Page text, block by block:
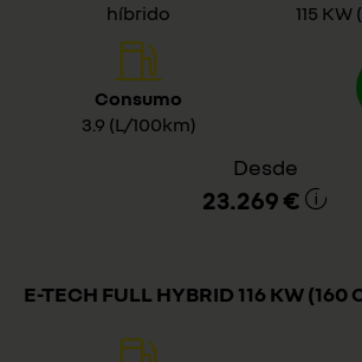
híbrido
115
Consumo
3.9 (L/100km)
Desde
23.269 €
E-TECH FULL HYBRID 116 KW (160